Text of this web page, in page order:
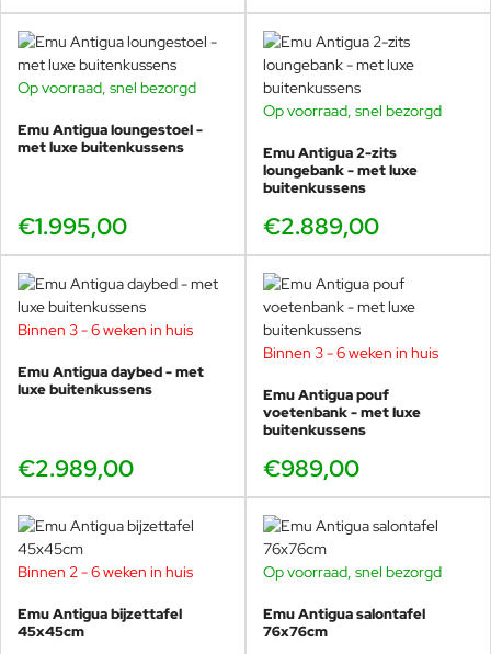
Antraciet synthetisch touw
Bruin synthetisch touw
Rood synthetisch touw
Technische specificaties
Frame:Gepoedercoat aluminium
Zitting & rug:UV-bestendig geweven synthetisch touw
235cm breed, 90cm diep en 82cm hoog. De
zithoogte is 41cm en de armleuningen zijn 68cm hoog.
Zitplaatsen:2 personen
Zitcomfort:diepe loungepositie
35kg incl. kussens
Ontwerp:Frederica Biasi
Herkomst:
Weersbestendig:Ja, (regen, zon, zout, vorst) zeer
geschikt voor intensief buitengebruik
Garantie:
Op voorraad, snel bezorgd
Emu Antigua loungestoel -
met luxe buitenkussens
€1.995,00
Op voorraad, snel bezorgd
Emu Antigua 2-zits
loungebank - met luxe
buitenkussens
€2.889,00
Binnen 3 - 6 weken in huis
Emu Antigua daybed - met
luxe buitenkussens
€2.989,00
Binnen 3 - 6 weken in huis
Emu Antigua pouf
voetenbank - met luxe
buitenkussens
€989,00
Binnen 2 - 6 weken in huis
Emu Antigua bijzettafel
45x45cm
Op voorraad, snel bezorgd
Emu Antigua salontafel
76x76cm